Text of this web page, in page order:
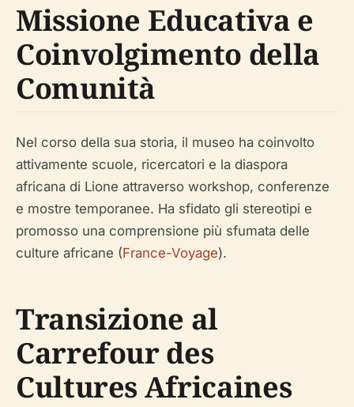
Missione Educativa e
Coinvolgimento della
Comunità
Nel corso della sua storia, il museo ha coinvolto
attivamente scuole, ricercatori e la diaspora
africana di Lione attraverso workshop, conferenze
e mostre temporanee. Ha sfidato gli stereotipi e
promosso una comprensione più sfumata delle
culture africane (France-Voyage).
Transizione al
Carrefour des
Cultures Africaines